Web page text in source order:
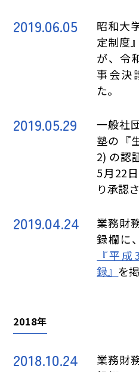
2019.06.05
昭和大
定制度
が、令
事会決
た。
2019.05.29
一般社
塾の『
2) の認
5月22
り承認
2019.04.24
業務財
録欄に
『平
録』 を
2018年
2018.10.24
業務財